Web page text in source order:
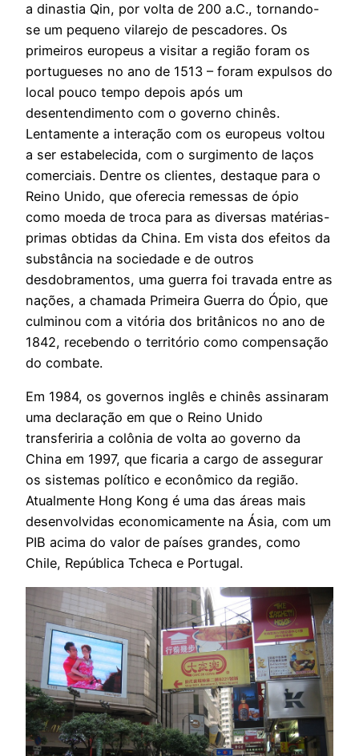
a dinastia Qin, por volta de 200 a.C., tornando-
se um pequeno vilarejo de pescadores. Os
primeiros europeus a visitar a região foram os
portugueses no ano de 1513 – foram expulsos do
local pouco tempo depois após um
desentendimento com o governo chinês.
Lentamente a interação com os europeus voltou
a ser estabelecida, com o surgimento de laços
comerciais. Dentre os clientes, destaque para o
Reino Unido, que oferecia remessas de ópio
como moeda de troca para as diversas matérias-
primas obtidas da China. Em vista dos efeitos da
substância na sociedade e de outros
desdobramentos, uma guerra foi travada entre as
nações, a chamada Primeira Guerra do Ópio, que
culminou com a vitória dos britânicos no ano de
1842, recebendo o território como compensação
do combate.
Em 1984, os governos inglês e chinês assinaram
uma declaração em que o Reino Unido
transferiria a colônia de volta ao governo da
China em 1997, que ficaria a cargo de assegurar
os sistemas político e econômico da região.
Atualmente Hong Kong é uma das áreas mais
desenvolvidas economicamente na Ásia, com um
PIB acima do valor de países grandes, como
Chile, República Tcheca e Portugal.